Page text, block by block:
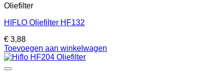
Oliefilter
HIFLO Oliefilter HF132
€ 3,88
Toevoegen aan winkelwagen